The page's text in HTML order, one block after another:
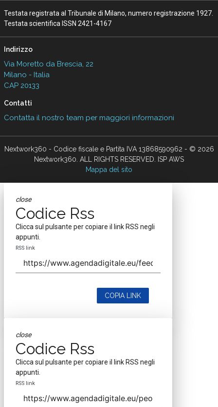
Testata registrata al Tribunale di Milano, numero registrazione 1927.
Testata scientifica ISSN 2421-4167
Indirizzo
Via Moretto da Brescia, 22
Milano - Italia
CAP 20133
Contatti
Contatta il nostro team per maggiori informazioni
Nextwork360 - Codice fiscale e Partita IVA 13868590962 - © 2026
Nextwork360. ALL RIGHTS RESERVED. ISP AWS
Mappa del sito
close
Codice Rss
Clicca sul pulsante per copiare il link RSS negli
appunti.
RSS link
COPIA LINK
close
Codice Rss
Clicca sul pulsante per copiare il link RSS negli
appunti.
RSS link